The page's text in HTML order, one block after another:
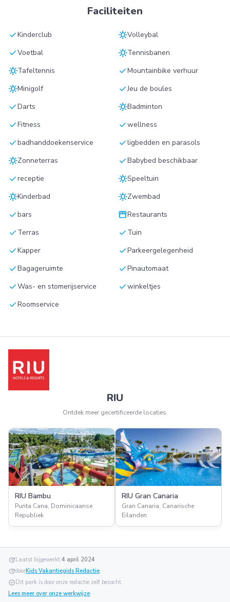
Faciliteiten
checkKinderclub sunnyVolleybal
checkVoetbal sunnyTennisbanen
sunnyTafeltennis checkMountainbike verhuur
sunnyMinigolf checkJeu de boules
checkDarts sunnyBadminton
checkFitness checkwellness
checkbadhanddoekenservice checkligbedden en parasols
sunnyZonneterras checkBabybed beschikbaar
checkreceptie sunnySpeeltuin
sunnyKinderbad sunnyZwembad
checkbars storefrontRestaurants
check Terras check Tuin
checkKapper checkParkeergelegenheid
checkBagageruimte checkPinautomaat
checkWas- en stomerijservice checkwinkeltjes
checkRoomservice
RIU
Ontdek meer gecertificeerde locaties.
RIU Bambu
Punta Cana, Dominicaanse
Republiek
RIU Gran Canaria
Gran Canaria, Canarische
Eilanden
update Laatst bijgewerkt:4 april 2024
updatedoorKids Vakantiegids Redactie.
verified Dit park is door onze redactie zelf bezocht.
Lees meer over onze werkwijze.